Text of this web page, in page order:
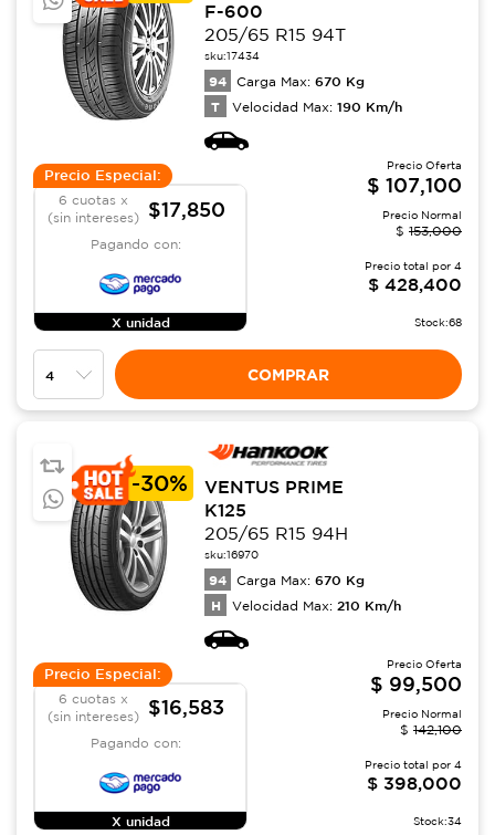
F-600
205/65 R15 94T
sku:17434
94 Carga Max: 670 Kg
T Velocidad Max: 190 Km/h
Precio Especial:
6 cuotas x
(sin intereses)
$17,850
Pagando con:
X unidad
Precio Oferta
$ 107,100
Precio Normal
$ 153,000
Precio total por 4
$ 428,400
Stock:68
COMPRAR
-30%
VENTUS PRIME
K125
205/65 R15 94H
sku:16970
94 Carga Max: 670 Kg
H Velocidad Max: 210 Km/h
Precio Especial:
6 cuotas x
(sin intereses)
$16,583
Pagando con:
X unidad
Precio Oferta
$ 99,500
Precio Normal
$ 142,100
Precio total por 4
$ 398,000
Stock:34